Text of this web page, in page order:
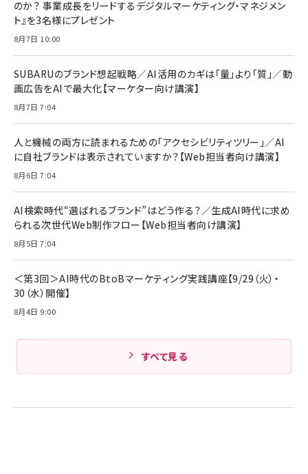
anan(アンアン)2026/07/08号 No.2502[2026
￥880
ママ投資家が育休中に１億貯めた株式投資
組織の成果を最大化する ルールのデザイン
￥1,980
Amazonランキングをもっと見る
￥1,599
￥6,980
全ワイヤレスイヤホン/アクティブノイズキャンセリ
技術基準適合】ブラック
￥5,990
ケーブル Anker絡まないケーブル 240W 結束バン
ド付き USB PD対応 シリコン素材採用 iPhone
17 / 16 / 15 / Galaxy iPad Pro MacBook
Pro/Air 各種対応 (1.8m ミッドナイトブラック)
￥1,890
Anker PowerLine III Flow USB-C & USB-C
Pro/Air 各種対応 (1.8m ミッドナイトブラック)
￥1,890
サッポロ 生ビール 黒ラベル 350ml 缶 24本 ビー
ル ケース買い【6/30応募〆切! 黒ラベルビヤセラー
￥4,857
のか？ 事業成長をリードするデジタルマーケティング・マネジメン
ト』を3名様にプレゼント
8月7日 10:00
SUBARUのブランド想起戦略／AI活用のカギは「量」より「質」／動
画広告をAIで最大化【マーケター向け講演】
8月7日 7:04
人と機械の両方に読まれるための「アクセシビリティツリー」／AI
に自社ブランドは表示されていますか？【Web担当者向け講演】
8月6日 7:04
AI検索時代“選ばれるブランド”はどう作る？／生成AI時代に求め
られる次世代Web制作フロー【Web担当者向け講演】
8月5日 7:04
＜第3回＞AI時代のBtoBマーケティング実践講座【9/29（火）・
30（水）開催】
8月4日 9:00
すべて見る